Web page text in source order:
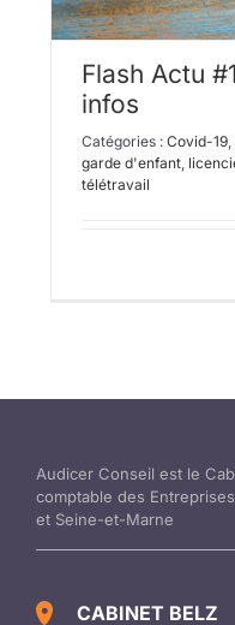
Flash Actu
infos
Catégories : Covid-19,
garde d'enfant,
télétravail
Audicer Conseil est le
comptable des
et Seine-et-Marne
CABINET BELZ